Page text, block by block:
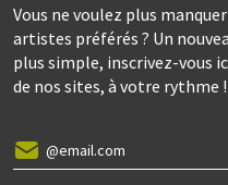
Vous ne voulez plus
artistes préférés ? Un
plus simple, inscrivez-vous
de nos sites, à votre rythme !